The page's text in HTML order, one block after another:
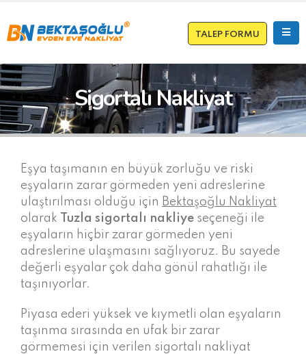
TALEP FORMU
Sigortalı Nakliyat
Eşya taşımanın en büyük zorluğu ve riski
eşyaların zarar görmeden yeni adreslerine
ulaştırılması olduğu için Bektaşoğlu Nakliyat
olarak
Tuzla sigortalı nakliye seçeneği ile
eşyaların hiçbir zarar görmeden yeni
adreslerine ulaşmasını sağlıyoruz. Bu sayede
değerli eşyalar çok daha gönül rahatlığı ile
taşınıyorlar.
Piyasa ederi yüksek ve kıymetli olan eşyaların
taşınma sırasında en ufak bir zarar
görmemesi için verilen sigortalı nakliyat